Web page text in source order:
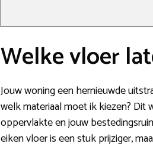
Welke vloer
Jouw woning een hernieuwde
welk materiaal moet ik kiezen? Dit
oppervlakte en jouw
eiken vloer is een stuk prijziger,